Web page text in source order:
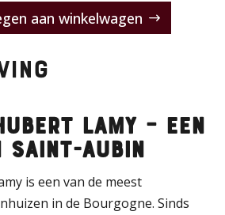
aan winkelwagen
Lamy – Een
Saint-Aubin
is een van de meest
in de Bourgogne. Sinds